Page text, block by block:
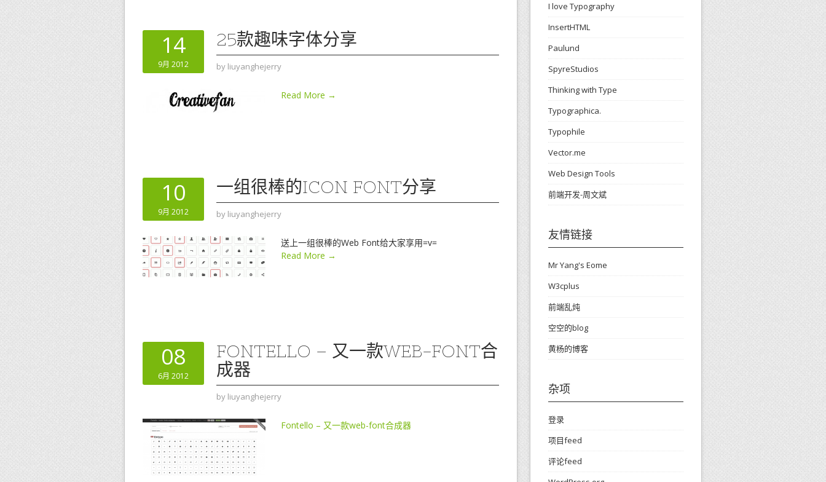
14
9月 2012
25款趣味字体分享
by liuyanghejerry
Read More →
10
9月 2012
一组很棒的ICON FONT分享
by liuyanghejerry
送上一组很棒的Web Font给大家享用=v=
Read More →
08
6月 2012
FONTELLO – 又一款WEB-FONT合
成器
by liuyanghejerry
Fontello – 又一款web-font合成器
I love Typography
InsertHTML
Paulund
SpyreStudios
Thinking with Type
Typographica.
Typophile
Vector.me
Web Design Tools
前端开发-周文斌
友情链接
Mr Yang's Eome
W3cplus
前端乱炖
空空的blog
黄杨的博客
杂项
登录
项目feed
评论feed